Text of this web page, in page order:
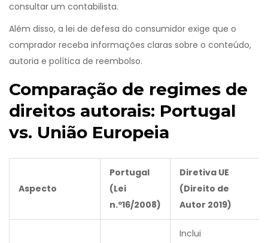
consultar um contabilista.
Além disso, a lei de defesa do consumidor exige que o
comprador receba informações claras sobre o conteúdo,
autoria e política de reembolso.
Comparação de regimes de
direitos autorais: Portugal
vs. União Europeia
Aspecto
Portugal
(Lei
n.º16/2008)
Diretiva UE
(Direito de
Autor 2019)
Inclui